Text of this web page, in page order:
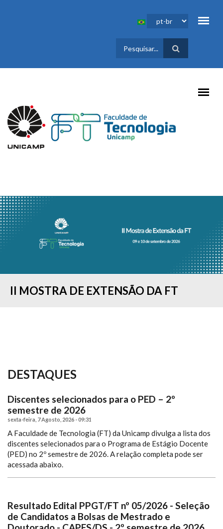
FORMULÁRIO
DE BUSCA
II MOSTRA DE EXTENSÃO DA FT
CONCURSO "MINHA PESQUISA EM 90
COLAÇÃO DE GRAU - FORMANDOS DO
ESTUDANTES DA FT-UNICAMP
RESULTADO DO PROCESSO SELETIVO
IMAGELAB DA FT/UNICAMP
COMISSÃO DE ACESSIBILIDADE
FT SEDIA “I SIMPÓSIO BRASILEIRO DE
FT REALIZA O I WORKSHOP DE
DESTAQUES
Discentes selecionados para o PED – 2º
semestre de 2026
sexta-feira, 7 Agosto, 2026 - 09:31
A Faculdade de Tecnologia (FT) da Unicamp divulga a lista dos
discentes selecionados para o Programa de Estágio Docente
(PED) no 2º semestre de 2026. A relação completa pode ser
acessada abaixo.
Resultado Edital PPGT/FT nº 05/2026 - Seleção
de Candidatos a Bolsas de Mestrado e